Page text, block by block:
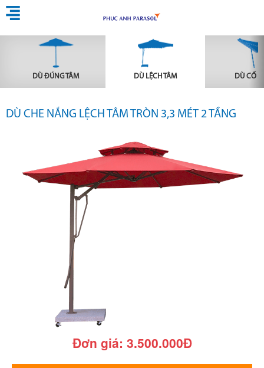
DÙ ĐÚNG TÂM DÙ LỆCH TÂM DÙ CỐ
DÙ CHE NẮNG LỆCH TÂM TRÒN 3,3 MÉT 2 TẦNG
Đơn giá: 3.500.000Đ